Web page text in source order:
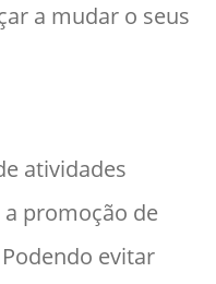
a mudar o seus
atividades
promoção de
evitar